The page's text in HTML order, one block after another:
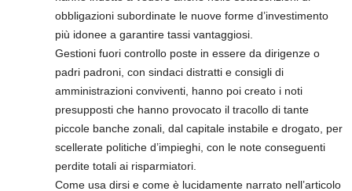
obbligazioni subordinate le nuove forme d’investimento
più idonee a garantire tassi vantaggiosi.
Gestioni fuori controllo poste in essere da dirigenze o
padri padroni, con sindaci distratti e consigli di
amministrazioni conviventi, hanno poi creato i noti
presupposti che hanno provocato il tracollo di tante
piccole banche zonali, dal capitale instabile e drogato, per
scellerate politiche d’impieghi, con le note conseguenti
perdite totali ai risparmiatori.
Come usa dirsi e come è lucidamente narrato nell’articolo